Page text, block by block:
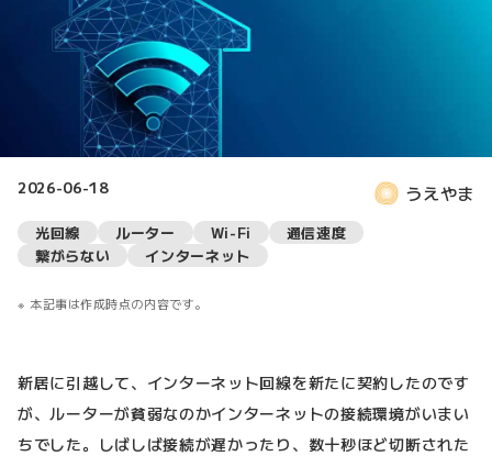
2026-06-18 うえやま
光回線 ルーター Wi-Fi
通信速度
繋がらない
インターネット
本記事は作成時点の内容です。
新居に引越して、インターネット回線を新たに契約したのです
が、ルーターが貧弱なのかインターネットの接続環境がいまい
ちでした。しばしば接続が遅かったり、数十秒ほど切断された